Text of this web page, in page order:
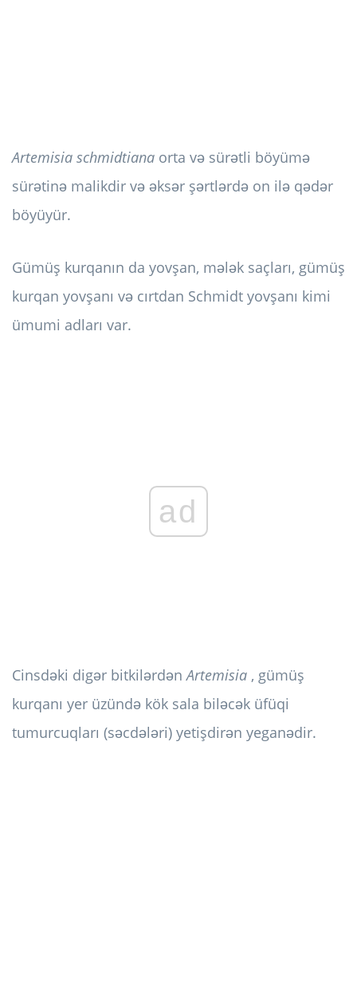
Artemisia schmidtiana orta və sürətli böyümə
sürətinə malikdir və əksər şərtlərdə on ilə qədər
böyüyür.
Gümüş kurqanın da yovşan, mələk saçları, gümüş
kurqan yovşanı və cırtdan Schmidt yovşanı kimi
ümumi adları var.
ad
Cinsdəki digər bitkilərdənArtemisia , gümüş
kurqanı yer üzündə kök sala biləcək üfüqi
tumurcuqları (səcdələri) yetişdirən yeganədir.